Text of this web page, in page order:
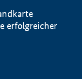
erfolgreicher